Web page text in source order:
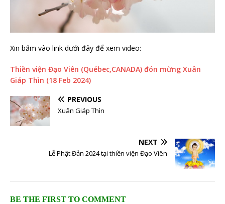
Xin bấm vào link dưới đây để xem video:
Thiền viện Đạo Viên (Québec,CANADA) đón mừng Xuân
Giáp Thìn (18 Feb 2024)
PREVIOUS
Xuân Giáp Thìn
NEXT
Lễ Phật Đản 2024 tại thiền viện Đạo Viên
BE THE FIRST TO COMMENT